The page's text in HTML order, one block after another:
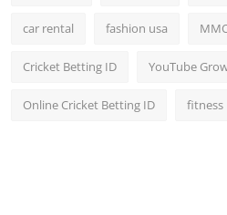
car rental fashion usa
Cricket Betting ID YouTube
Online Cricket Betting ID fitness